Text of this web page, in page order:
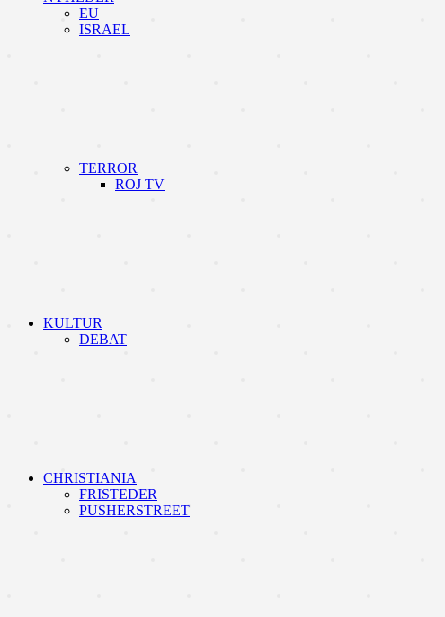
EU
ISRAEL
TERROR
ROJ TV
KULTUR
DEBAT
CHRISTIANIA
FRISTEDER
PUSHERSTREET